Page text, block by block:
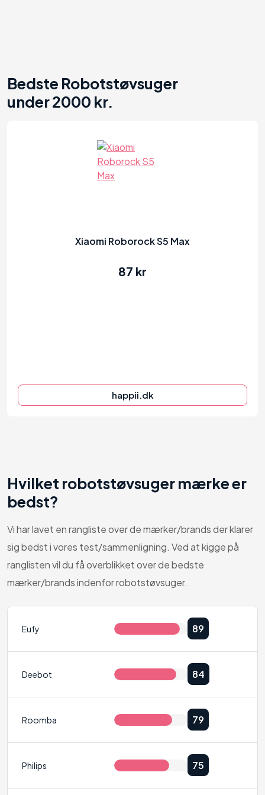
FAQ
Bedste Robotstøvsuger
under 2000 kr.
Xiaomi Roborock S5 Max
87 kr
happii.dk
Hvilket robotstøvsuger mærke er
bedst?
Vi har lavet en rangliste over de mærker/brands der klarer
sig bedst i vores test/sammenligning. Ved at kigge på
ranglisten vil du få overblikket over de bedste
mærker/brands indenfor robotstøvsuger.
Eufy 89
Deebot 84
Roomba 79
Philips 75